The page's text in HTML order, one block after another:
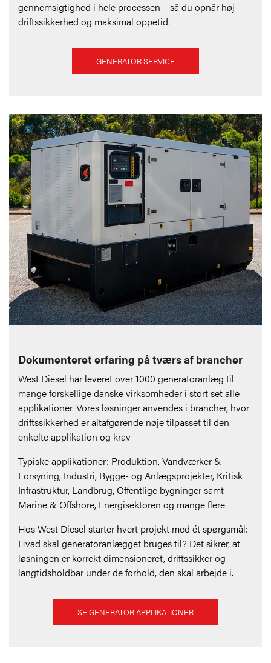
gennemsigtighed i hele processen – så du opnår høj
driftssikkerhed og maksimal oppetid.
GENERATOR SERVICE
Dokumenteret erfaring på tværs af brancher
West Diesel har leveret over 1000 generatoranlæg til
mange forskellige danske virksomheder i stort set alle
applikationer. Vores løsninger anvendes i brancher, hvor
driftssikkerhed er altafgørende nøje tilpasset til den
enkelte applikation og krav
Typiske applikationer: Produktion, Vandværker &
Forsyning, Industri, Bygge- og Anlægsprojekter, Kritisk
Infrastruktur, Landbrug, Offentlige bygninger samt
Marine & Offshore, Energisektoren og mange flere.
Hos West Diesel starter hvert projekt med ét spørgsmål:
Hvad skal generatoranlægget bruges til? Det sikrer, at
løsningen er korrekt dimensioneret, driftssikker og
langtidsholdbar under de forhold, den skal arbejde i.
SE GENERATOR APPLIKATIONER